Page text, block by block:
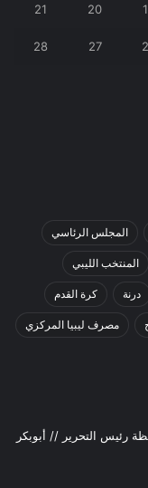
20
21
27
28
المجلس الرئاسي
المنتخب الليبي
درنة كرة القدم
مصرف ليبيا المركزي
رئيس التحرير // أبوبكر